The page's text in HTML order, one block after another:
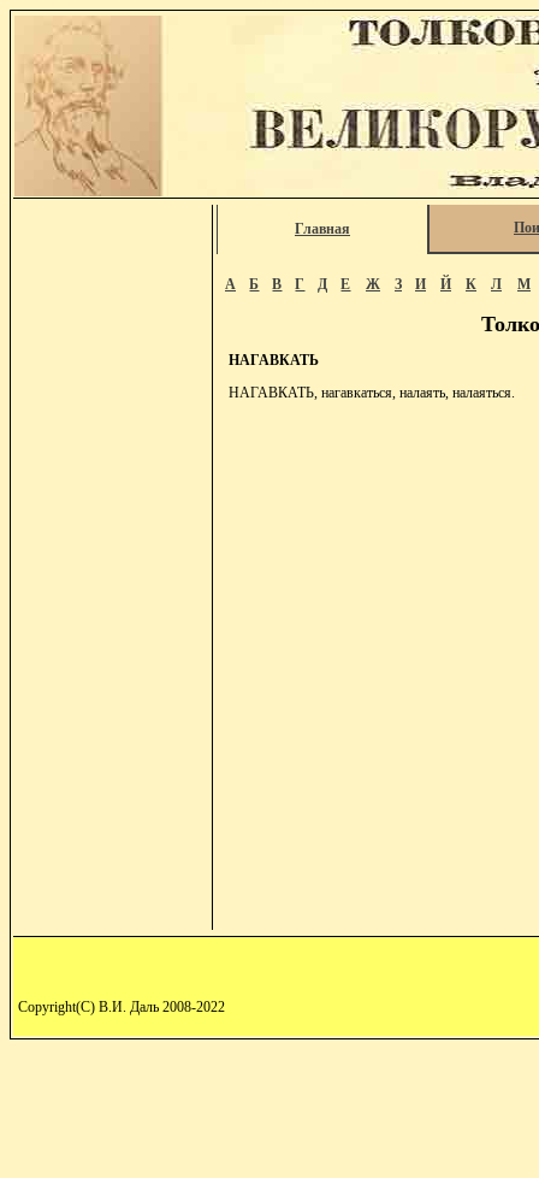
Главная
А Б В Г Д Е Ж З И Й К Л М
НАГАВКАТЬ
НАГАВКАТЬ, нагавкаться, налаять, налаяться.
Copyright(C) В.И. Даль 2008-2022